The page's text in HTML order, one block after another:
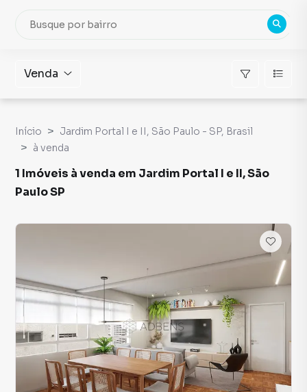
Venda
Início
Jardim Portal I e II, São Paulo - SP, Brasil
à venda
1 Imóveis à venda em Jardim Portal I e II, São
Paulo SP